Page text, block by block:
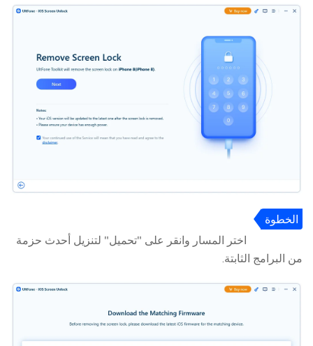
الخطوة
اختر المسار وانقر على "تحميل" لتنزيل أحدث حزمة
من البرامج الثابتة.